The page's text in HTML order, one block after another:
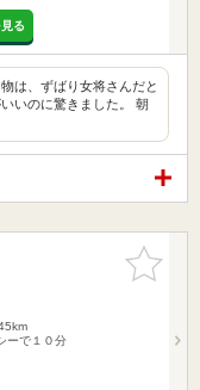
る
は、ずばり女将さんだと
いのに驚きました。 朝
お気に入
りに追加
ーで１０分